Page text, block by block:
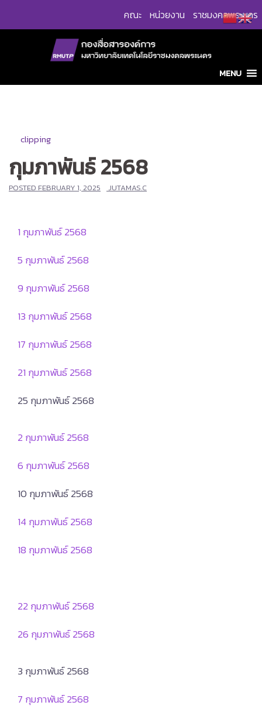
คณะ หน่วยงาน ราชมงคลพระนคร
MENU
clipping
กุมภาพันธ์ 2568
POSTED FEBRUARY 1, 2025 JUTAMAS.C
1 กุมภาพันธ์ 2568
5 กุมภาพันธ์ 2568
9 กุมภาพันธ์ 2568
13 กุมภาพันธ์ 2568
17 กุมภาพันธ์ 2568
21 กุมภาพันธ์ 2568
25 กุมภาพันธ์ 2568
2 กุมภาพันธ์ 2568
6 กุมภาพันธ์ 2568
10 กุมภาพันธ์ 2568
14 กุมภาพันธ์ 2568
18 กุมภาพันธ์ 2568
22 กุมภาพันธ์ 2568
26 กุมภาพันธ์ 2568
3 กุมภาพันธ์ 2568
7 กุมภาพันธ์ 2568